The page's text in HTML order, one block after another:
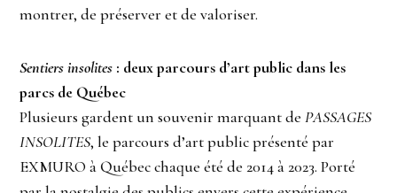
montrer, de préserver et de valoriser.
Sentiers insolites : deux parcours d’art public dans les
parcs de Québec
Plusieurs gardent un souvenir marquant dePASSAGES
INSOLITES, le parcours d’art public présenté par
EXMURO à Québec chaque été de 2014 à 2023. Porté